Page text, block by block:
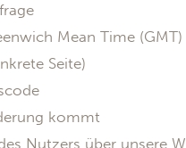
Mean Time (GMT)
Seite)
kommt
Nutzers über unsere